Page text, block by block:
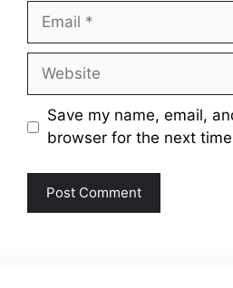
Email
Website
Save my name, email,
browser for the next